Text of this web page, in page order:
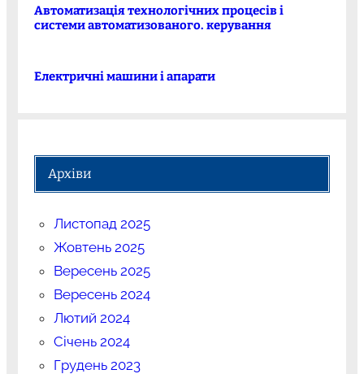
Автоматизація технологічних процесів і
системи автоматизованого. керування
Електричні машини і апарати
Архіви
Листопад 2025
Жовтень 2025
Вересень 2025
Вересень 2024
Лютий 2024
Січень 2024
Грудень 2023